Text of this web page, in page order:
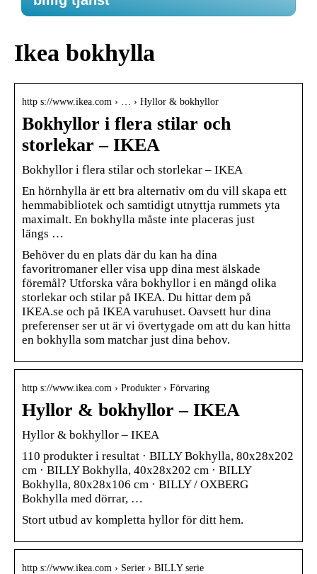
Ikea bokhylla
http s://www.ikea.com › … › Hyllor & bokhyllor
Bokhyllor i flera stilar och
storlekar – IKEA
Bokhyllor i flera stilar och storlekar – IKEA
En hörnhylla är ett bra alternativ om du vill skapa ett
hemmabibliotek och samtidigt utnyttja rummets yta
maximalt. En bokhylla måste inte placeras just
längs …
Behöver du en plats där du kan ha dina
favoritromaner eller visa upp dina mest älskade
föremål? Utforska våra bokhyllor i en mängd olika
storlekar och stilar på IKEA. Du hittar dem på
IKEA.se och på IKEA varuhuset. Oavsett hur dina
preferenser ser ut är vi övertygade om att du kan hitta
en bokhylla som matchar just dina behov.
http s://www.ikea.com › Produkter › Förvaring
Hyllor & bokhyllor – IKEA
Hyllor & bokhyllor – IKEA
110 produkter i resultat · BILLY Bokhylla, 80x28x202
cm · BILLY Bokhylla, 40x28x202 cm · BILLY
Bokhylla, 80x28x106 cm · BILLY / OXBERG
Bokhylla med dörrar, …
Stort utbud av kompletta hyllor för ditt hem.
http s://www.ikea.com › Serier › BILLY serie